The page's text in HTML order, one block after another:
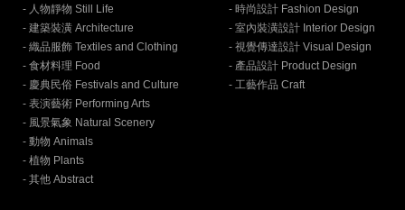
- 人物靜物 Still Life
- 建築裝潢 Architecture
- 織品服飾 Textiles and Clothing
- 食材料理 Food
- 慶典民俗 Festivals and Culture
- 表演藝術 Performing Arts
- 風景氣象 Natural Scenery
- 動物 Animals
- 植物 Plants
- 其他 Abstract
- 時尚設計 Fashion Design
- 室內裝潢設計 Interior Design
- 視覺傳達設計 Visual Design
- 產品設計 Product Design
- 工藝作品 Craft